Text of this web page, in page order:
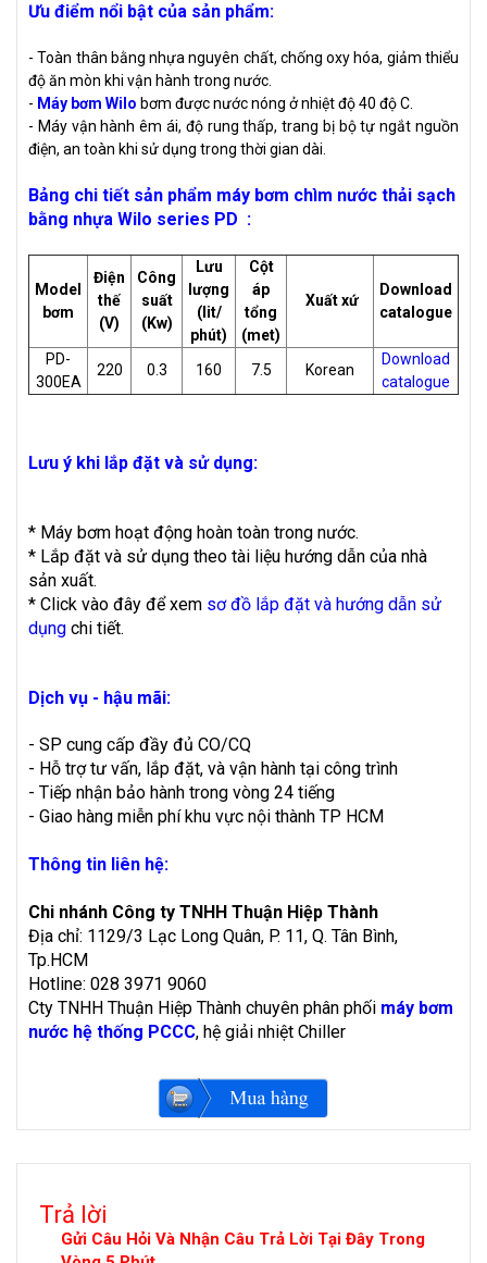
Ưu điểm nổi bật của sản phẩm:
- Toàn thân bằng nhựa nguyên chất, chống oxy hóa, giảm thiểu
độ ăn mòn khi vận hành trong nước.
- Máy bơm Wilo bơm được nước nóng ở nhiệt độ 40 độ C.
- Máy vận hành êm ái, độ rung thấp, trang bị bộ tự ngắt nguồn
điện, an toàn khi sử dụng trong thời gian dài.
Bảng chi tiết sản phẩm máy bơm chìm nước thải sạch
bằng nhựa Wilo series PD :
Model
bơm
Điện
thế
(V)
Công
suất
(Kw)
Lưu
lượng
(lit/
phút)
Cột
áp
tổng
(met)
Xuất xứ
Download
catalogue
PD-
300EA
220 0.3 160 7.5 Korean
Download
catalogue
Lưu ý khi lắp đặt và sử dụng:
* Máy bơm hoạt động hoàn toàn trong nước.
* Lắp đặt và sử dụng theo tài liệu hướng dẫn của nhà
sản xuất.
* Click vào đây để xem sơ đồ lắp đặt và hướng dẫn sử
dụng chi tiết.
Dịch vụ - hậu mãi:
- SP cung cấp đầy đủ CO/CQ
- Hỗ trợ tư vấn, lắp đặt, và vận hành tại công trình
- Tiếp nhận bảo hành trong vòng 24 tiếng
- Giao hàng miễn phí khu vực nội thành TP HCM
Thông tin liên hệ:
Chi nhánh Công ty TNHH Thuận Hiệp Thành
Địa chỉ: 1129/3 Lạc Long Quân, P. 11, Q. Tân Bình,
Tp.HCM
Hotline: 028 3971 9060
Cty TNHH Thuận Hiệp Thành chuyên phân phối máy bơm
nước hệ thống PCCC, hệ giải nhiệt Chiller
Trả lời
Gửi Câu Hỏi Và Nhận Câu Trả Lời Tại Đây Trong